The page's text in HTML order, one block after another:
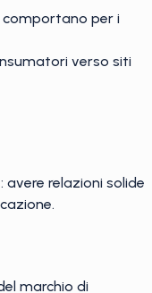
per i
verso siti
relazioni solide
marchio di